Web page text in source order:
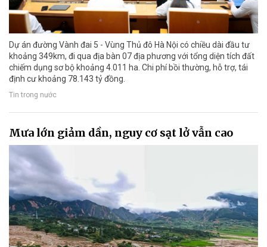
Dự án đường Vành đai 5 - Vùng Thủ đô Hà Nội có chiều dài đầu tư
khoảng 349km, đi qua địa bàn 07 địa phương với tổng diện tích đất
chiếm dụng sơ bộ khoảng 4.011 ha. Chi phí bồi thường, hỗ trợ, tái
định cư khoảng 78.143 tỷ đồng.
Tin trong nước
Mưa lớn giảm dần, nguy cơ sạt lở vẫn cao